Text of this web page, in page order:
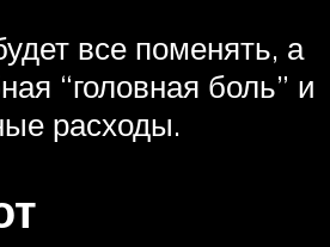
все поменять, а
“головная боль” и
расходы.